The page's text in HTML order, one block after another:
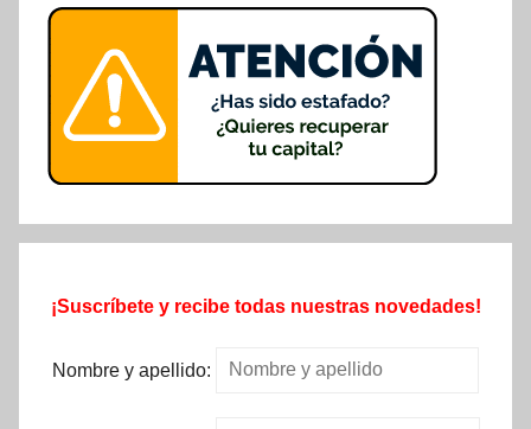
¡Suscríbete y recibe todas nuestras novedades!
Nombre y apellido: